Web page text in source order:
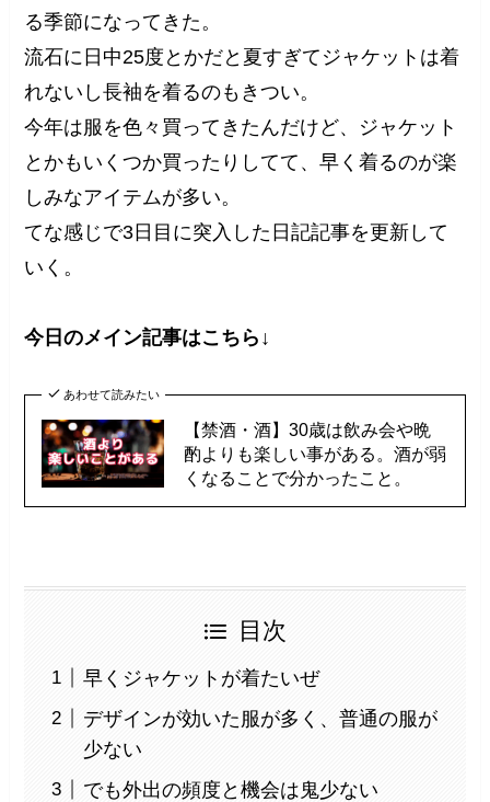
る季節になってきた。
流石に日中25度とかだと夏すぎてジャケットは着
れないし長袖を着るのもきつい。
今年は服を色々買ってきたんだけど、ジャケット
とかもいくつか買ったりしてて、早く着るのが楽
しみなアイテムが多い。
てな感じで3日目に突入した日記記事を更新して
いく。
今日のメイン記事はこちら↓
あわせて読みたい
【禁酒・酒】30歳は飲み会や晩
酌よりも楽しい事がある。酒が弱
くなることで分かったこと。
目次
早くジャケットが着たいぜ
デザインが効いた服が多く、普通の服が
少ない
でも外出の頻度と機会は鬼少ない